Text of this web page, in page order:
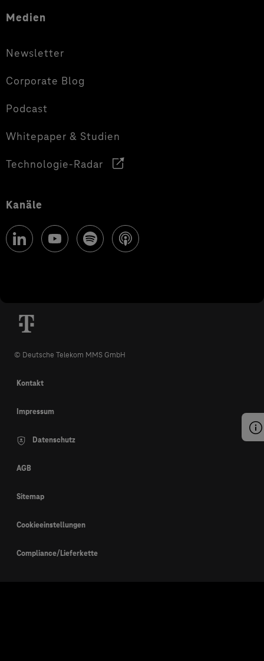
Medien
Newsletter
Corporate Blog
Podcast
Whitepaper & Studien
Technologie-Radar
Kanäle
© Deutsche Telekom MMS GmbH
Kontakt
Impressum
Datenschutz
AGB
Sitemap
Cookieeinstellungen
Compliance/Lieferkette